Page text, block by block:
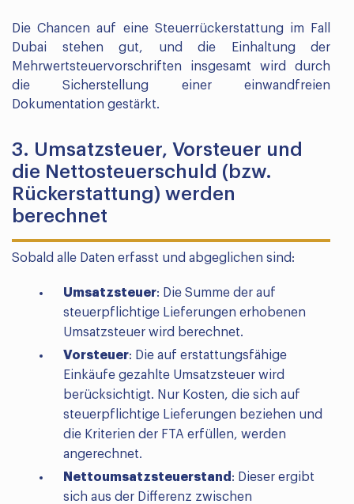
Die Chancen auf eine Steuerrückerstattung im Fall
Dubai stehen gut, und die Einhaltung der
Mehrwertsteuervorschriften insgesamt wird durch
die Sicherstellung einer einwandfreien
Dokumentation gestärkt.
3. Umsatzsteuer, Vorsteuer und
die Nettosteuerschuld (bzw.
Rückerstattung) werden
berechnet
Sobald alle Daten erfasst und abgeglichen sind:
Umsatzsteuer: Die Summe der auf
steuerpflichtige Lieferungen erhobenen
Umsatzsteuer wird berechnet.
Vorsteuer: Die auf erstattungsfähige
Einkäufe gezahlte Umsatzsteuer wird
berücksichtigt. Nur Kosten, die sich auf
steuerpflichtige Lieferungen beziehen und
die Kriterien der FTA erfüllen, werden
angerechnet.
Nettoumsatzsteuerstand : Dieser ergibt
sich aus der Differenz zwischen